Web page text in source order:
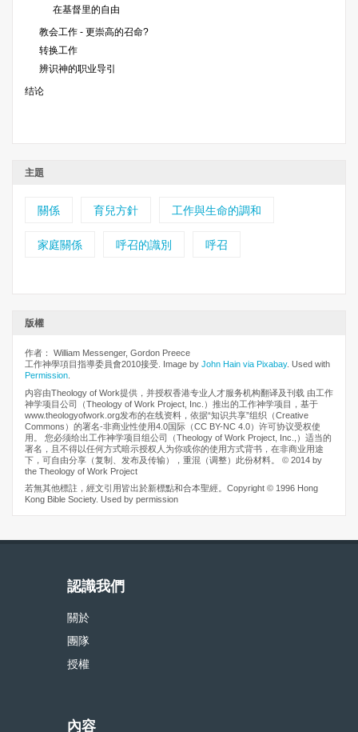
在基督里的自由
教会工作 - 更崇高的召命?
转换工作
辨识神的职业导引
结论
主題
關係 育兒方針 工作與生命的調和
家庭關係 呼召的識別 呼召
版權
作者： William Messenger, Gordon Preece
工作神學項目指導委員會2010接受. Image by John Hain via Pixabay. Used with
Permission
内容由Theology of Work提供，并授权香港专业人才服务机构翻译及刊载 由工作
神学项目公司（Theology of Work Project, Inc.）推出的工作神学项目，基于
www.theologyofwork.org发布的在线资料，依据“知识共享”组织（Creative
Commons）的署名-非商业性使用4.0国际（CC BY-NC 4.0）许可协议受权使
用。 您必须给出工作神学项目组公司（Theology of Work Project, Inc.,）适当的
署名，且不得以任何方式暗示授权人为你或你的使用方式背书，在非商业用途
下，可自由分享（复制、发布及传输），重混（调整）此份材料。 © 2014 by
the Theology of Work Project
若無其他標註，經文引用皆出於新標點和合本聖經。Copyright © 1996 Hong
Kong Bible Society. Used by permission
認識我們
關於
團隊
授權
內容